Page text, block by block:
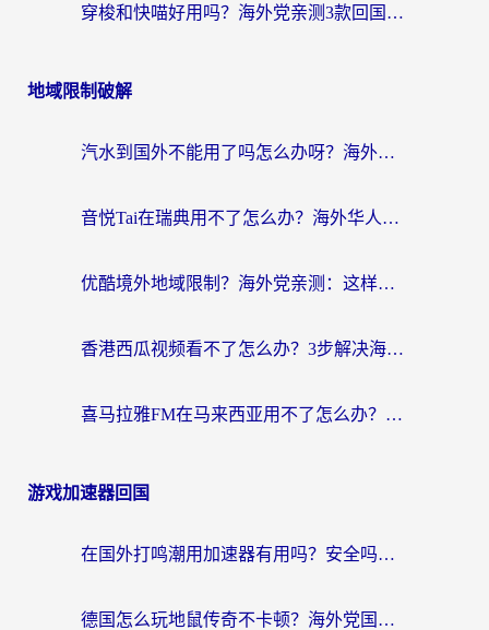
穿梭和快喵好用吗？海外党亲测3款回国加速器，附日本回国VPN避坑指南
地域限制破解
汽水到国外不能用了吗怎么办呀？海外党追剧看片的救星在这里！
音悦Tai在瑞典用不了怎么办？海外华人追剧听歌的实用指南
优酷境外地域限制？海外党亲测：这样看国内剧再也不卡（附3个实用场景解决）
香港西瓜视频看不了怎么办？3步解决海外追剧难题，附靠谱加速器推荐
喜马拉雅FM在马来西亚用不了怎么办？海外华人亲测有效的回国加速指南
游戏加速器回国
在国外打鸣潮用加速器有用吗？安全吗？海外玩家国服游戏加速全指南
德国怎么玩地鼠传奇不卡顿？海外党国服游戏加速全攻略（含战双EVE实用指南）